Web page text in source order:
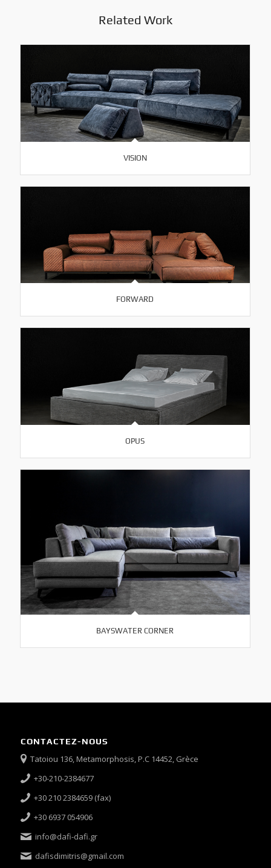
Related Work
VISION
FORWARD
OPUS
BAYSWATER CORNER
CONTACTEZ-NOUS
Tatoiou 136, Metamorphosis, P.C 14452, Grèce
+30-210-2384677
+30 210 2384659 (fax)
+30 6937 054906
info@dafi-dafi.gr
dafisdimitris@gmail.com